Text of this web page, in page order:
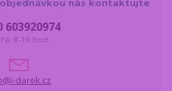
nás kontaktujte
603920974
8-16 hod.
darek.cz